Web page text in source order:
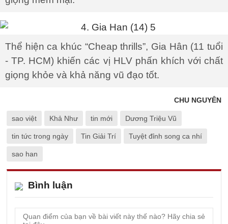
Thể hiện ca khúc “Cheap thrills”, Gia Hân (11 tuổi
- TP. HCM) khiến các vị HLV phấn khích với chất
giọng khỏe và khả năng vũ đạo tốt.
CHU NGUYÊN
sao việt Khả Như tin mới Dương Triệu Vũ
tin tức trong ngày Tin Giải Trí Tuyệt đỉnh song ca nhí
sao han
Bình luận